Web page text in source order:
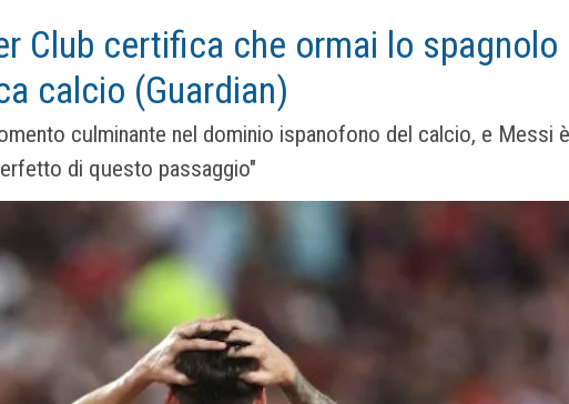
Club certifica che ormai lo spagnolo
calcio (Guardian)
culminante nel dominio ispanofono del calcio, e Messi
di questo passaggio"